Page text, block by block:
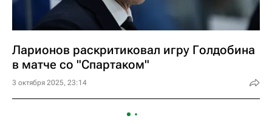
Ларионов раскритиковал игру Голдобина
в матче со "Спартаком"
3 октября 2025, 23:14